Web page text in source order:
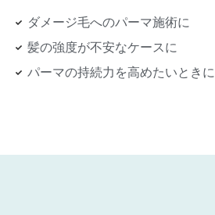
ダメージ毛へのパーマ施術に
髪の強度が不安なケースに
パーマの持続力を高めたいときに